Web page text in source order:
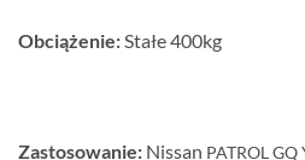
Obciążenie:Stałe 400kg
Zastosowanie: Nissan PATROL GQ